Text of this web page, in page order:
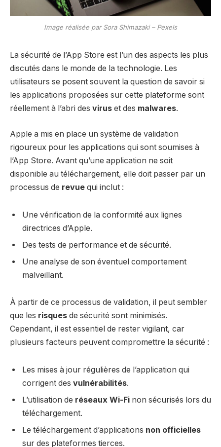
Image réalisée par Sora Shimazaki – Pexels
La sécurité de l’App Store est l’un des aspects les plus
discutés dans le monde de la technologie. Les
utilisateurs se posent souvent la question de savoir si
les applications proposées sur cette plateforme sont
réellement à l’abri des virus et des malwares.
Apple a mis en place un système de validation
rigoureux pour les applications qui sont soumises à
l’App Store. Avant qu’une application ne soit
disponible au téléchargement, elle doit passer par un
processus de revue qui inclut :
Une vérification de la conformité aux lignes
directrices d’Apple.
Des tests de performance et de sécurité.
Une analyse de son éventuel comportement
malveillant.
À partir de ce processus de validation, il peut sembler
que les risques de sécurité sont minimisés.
Cependant, il est essentiel de rester vigilant, car
plusieurs facteurs peuvent compromettre la sécurité :
Les mises à jour régulières de l’application qui
corrigent des vulnérabilités.
L’utilisation de réseaux Wi-Fi non sécurisés lors du
téléchargement.
Le téléchargement d’applications non officielles
sur des plateformes tierces.